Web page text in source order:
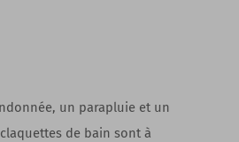
un parapluie et un
de bain sont à